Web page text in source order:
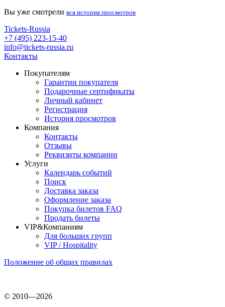
Вы уже смотрели вся история просмотров
Tickets-Russia
+7 (495) 223-15-40
info@tickets-russia.ru
Контакты
Покупателям
Гарантии покупателя
Подарочные сертификаты
Личный кабинет
Регистрация
История просмотров
Компания
Контакты
Отзывы
Реквизиты компании
Услуги
Календарь событий
Поиск
Доставка заказа
Оформление заказа
Покупка билетов FAQ
Продать билеты
VIP&Компаниям
Для больших групп
VIP / Hospitality
Положение об общих правилах
© 2010—2026